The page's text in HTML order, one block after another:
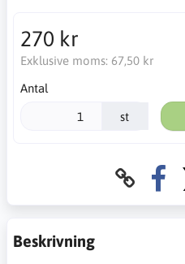
270 kr
Exklusive moms: 67,50 kr
Antal
st
Beskrivning